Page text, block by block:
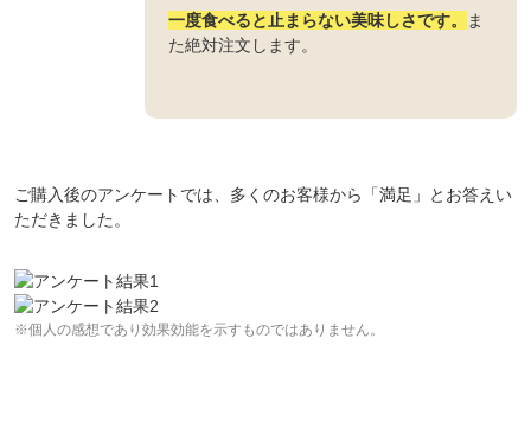
一度食べると止まらない美味しさです。
ま
た絶対注文します。
ご購入後のアンケートでは、多くのお客様から「満足」とお答えい
ただきました。
※個人の感想であり効果効能を示すものではありません。